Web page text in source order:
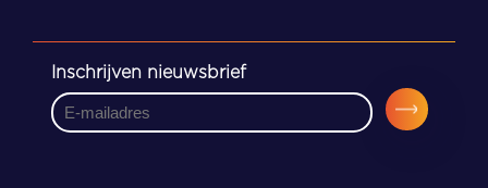
Inschrijven nieuwsbrief